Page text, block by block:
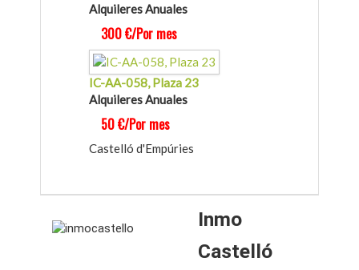
Alquileres Anuales
300 €/Por mes
IC-AA-058, Plaza 23
Alquileres Anuales
50 €/Por mes
Castelló d'Empúries
Inmo
Castelló